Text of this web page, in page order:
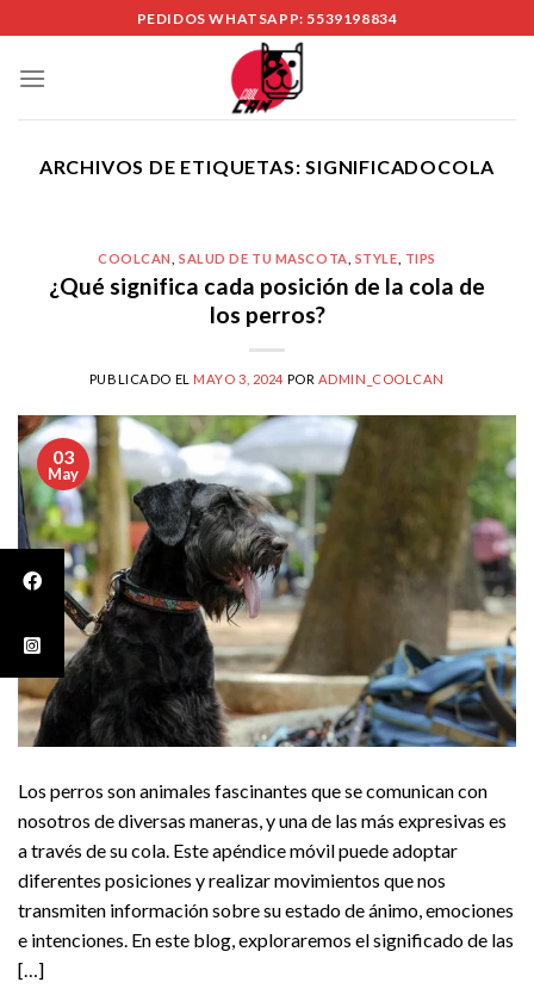
to
content
PEDIDOS WHATSAPP: 5539198834
ARCHIVOS DE ETIQUETAS:SIGNIFICADOCOLA
COOLCAN ,SALUD DE TU MASCOTA STYLE TIPS
¿Qué significa cada posición de la cola de
los perros?
PUBLICADO EL MAYO 3, 2024 POR ADMIN_COOLCAN
03
May
Los perros son animales fascinantes que se comunican con
nosotros de diversas maneras, y una de las más expresivas es
a través de su cola. Este apéndice móvil puede adoptar
diferentes posiciones y realizar movimientos que nos
transmiten información sobre su estado de ánimo, emociones
e intenciones. En este blog, exploraremos el significado de las
[…]